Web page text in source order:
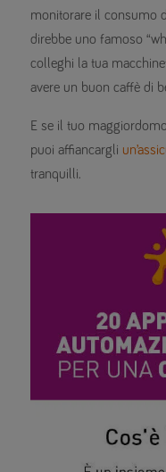
monitorare il consumo
direbbe uno famoso
colleghi la tua
avere un buon caffè di
E se il tuo
puoi affiancargli
tranquilli.